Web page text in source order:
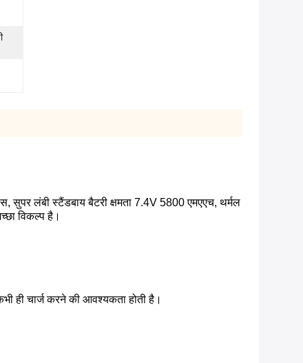
लंबी स्टैंडबाय बैटरी क्षमता 7.4V 5800 एमएएच, थर्मल
विकल्प है।
चार्ज करने की आवश्यकता होती है।